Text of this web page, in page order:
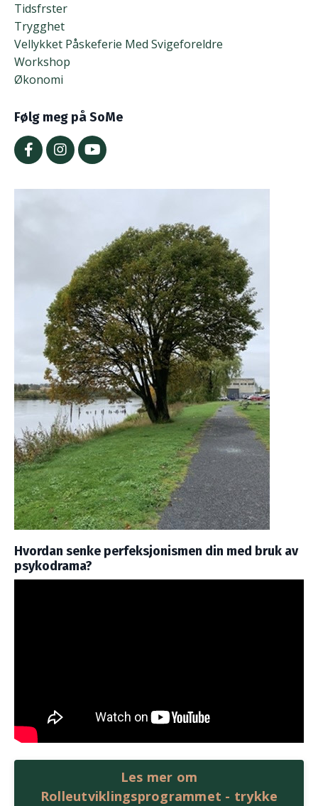
Tidsfrster
Trygghet
Vellykket Påskeferie Med Svigeforeldre
Workshop
Økonomi
Følg meg på SoMe
Hvordan senke perfeksjonismen din med bruk av
psykodrama?
Les mer om
Rolleutviklingsprogrammet - trykke